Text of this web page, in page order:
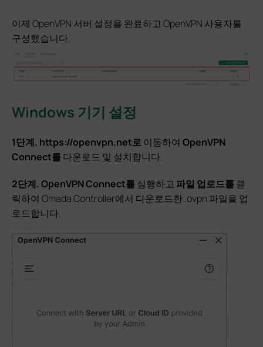
이제 OpenVPN 서버 설정을 완료하고 OpenVPN 사용자를
구성했습니다.
Windows 기기 설정
1단계. https://openvpn.net로이동하여 OpenVPN
Connect를다운로드 및 설치합니다.
2단계.OpenVPN Connect를실행하고 파일 업로드를클
릭하여 Omada Controller에서 다운로드한 .ovpn 파일을 업
로드합니다.